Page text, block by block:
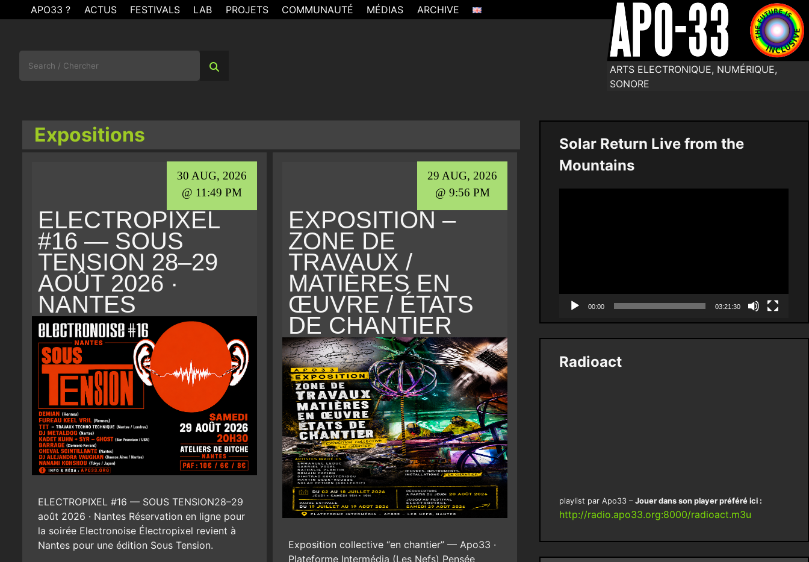
to
ARTS ELECTRONIQUE, NUMÉRIQUE,
SONORE
APO33 ? ACTUS FESTIVALS LAB PROJETS COMMUNAUTÉ MÉDIAS ARCHIVE
for:
Expositions
30 AUG, 2026
@ 11:49 PM
ELECTROPIXEL
#16 — SOUS
TENSION 28–29
AOÛT 2026 ·
NANTES
ELECTROPIXEL #16 — SOUS TENSION28–29
août 2026 · Nantes Réservation en ligne pour
la soirée Electronoise Électropixel revient à
Nantes pour une édition Sous Tension.
29 AUG, 2026
@ 9:56 PM
EXPOSITION –
ZONE DE
TRAVAUX /
MATIÈRES EN
ŒUVRE / ÉTATS
DE CHANTIER
Exposition collective “en chantier” — Apo33 ·
Plateforme Intermédia (Les Nefs) Pensée
Solar Return Live from the
Mountains
00:00 03:21:30
Radioact
playlist par Apo33 –Jouer dans son player préféré ici :
http://radio.apo33.org:8000/radioact.m3u